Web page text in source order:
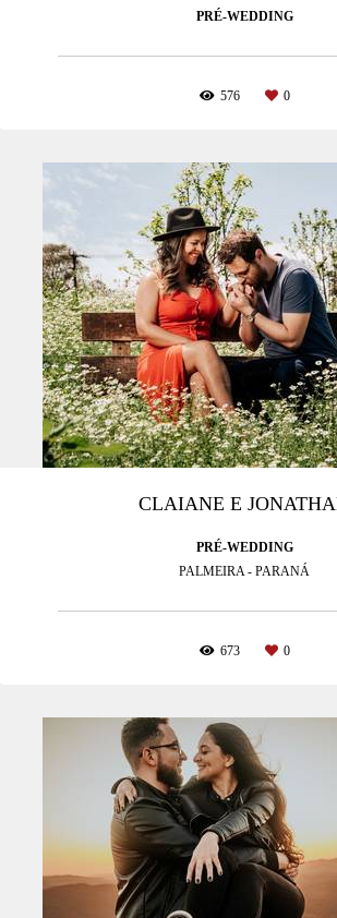
PRÉ-WEDDING
576 0
CLAIANE E
PRÉ-WEDDING
PALMEIRA - PARANÁ
673 0